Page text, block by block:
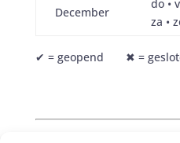
December
do •
za •
✔︎ = geopend ✖︎ =